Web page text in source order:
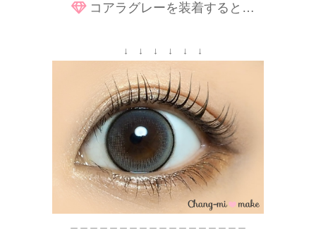
コアラグレーを装着すると…
↓ ↓ ↓ ↓ ↓ ↓